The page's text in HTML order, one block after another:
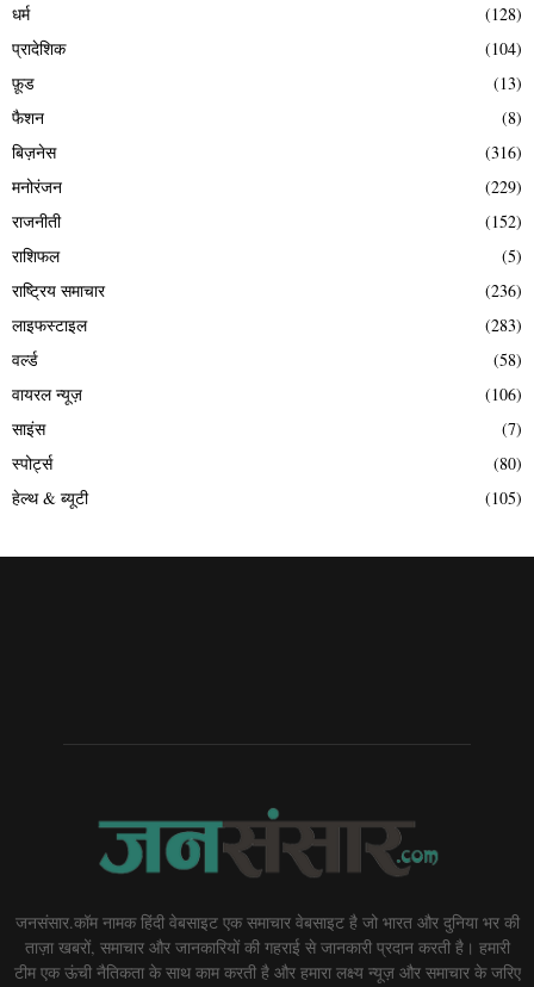
धर्म
(128)
प्रादेशिक
(104)
फ़ूड
(13)
फैशन
(8)
बिज़नेस
(316)
मनोरंजन
(229)
राजनीती
(152)
राशिफल
(5)
राष्ट्रिय समाचार
(236)
लाइफस्टाइल
(283)
वर्ल्ड
(58)
वायरल न्यूज़
(106)
साइंस
(7)
स्पोर्ट्स
(80)
हेल्थ & ब्यूटी
(105)
जनसंसार.कॉम नामक हिंदी वेबसाइट एक समाचार वेबसाइट है जो भारत और दुनिया भर की
ताज़ा खबरों, समाचार और जानकारियों की गहराई से जानकारी प्रदान करती है। हमारी
टीम एक ऊंची नैतिकता के साथ काम करती है और हमारा लक्ष्य न्यूज़ और समाचार के जरिए